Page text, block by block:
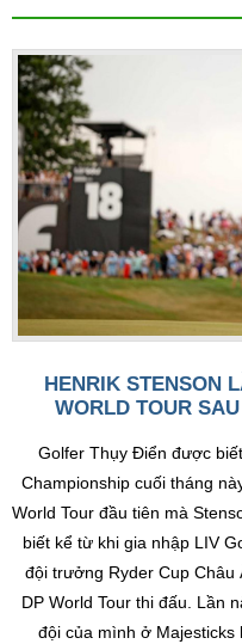
HENRIK STENSON
WORLD TOUR
Golfer Thụy Điển được
Championship cuối tháng
World Tour đầu tiên mà
biết kể từ khi gia nhập LIV
đội trưởng Ryder Cup
DP World Tour thi đấu. Lần
đội của mình ở Majesticks